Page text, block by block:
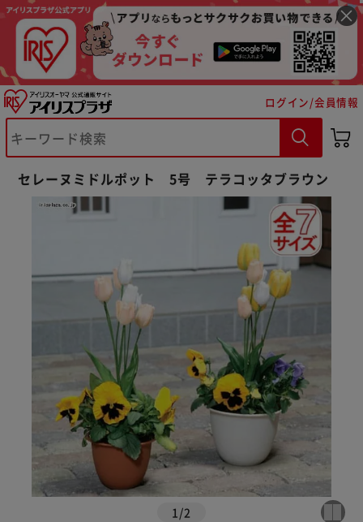
ログイン/会員情報
セレーヌミドルポット 5号 テラコッタブラウン
1 /2
※ご確認ください
購入手続きへ